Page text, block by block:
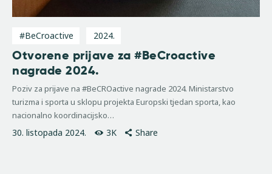
#BeCroactive 2024.
Otvorene prijave za #BeCroactive
nagrade 2024.
Poziv za prijave na #BeCROactive nagrade 2024. Ministarstvo
turizma i sporta u sklopu projekta Europski tjedan sporta, kao
nacionalno koordinacijsko…
30. listopada 2024. 3K Share